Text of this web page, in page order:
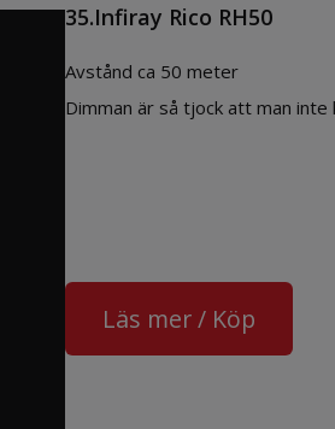
35.Infiray Rico RH50
Avstånd ca 50 meter
Dimman är så tjock att man inte
Läs mer / Köp